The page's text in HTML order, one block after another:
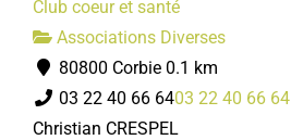
Club coeur et santé
Associations Diverses
80800 Corbie 0.1 km
03 22 40 66 6403 22 40 66 64
Christian CRESPEL